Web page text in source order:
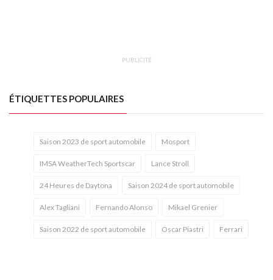
PUBLICITÉ
ÉTIQUETTES POPULAIRES
Saison 2023 de sport automobile Mosport
IMSA WeatherTech Sportscar Lance Stroll
24 Heures de Daytona Saison 2024 de sport automobile
Alex Tagliani Fernando Alonso Mikael Grenier
Saison 2022 de sport automobile Oscar Piastri Ferrari